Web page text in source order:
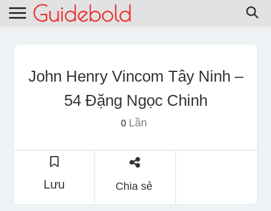
John Henry Vincom Tây Ninh –
54 Đặng Ngọc Chinh
0Lần
Lưu Chia sẻ